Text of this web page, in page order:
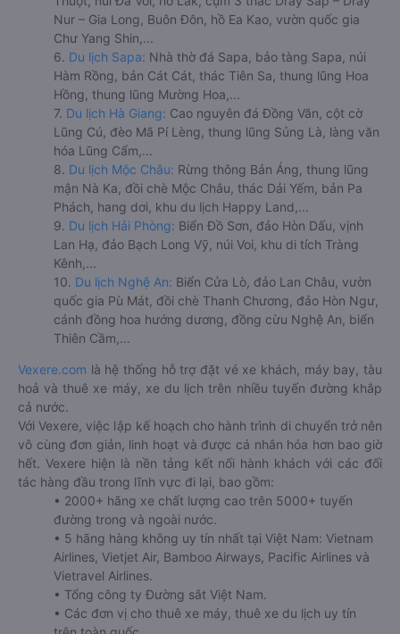
Nur – Gia Long, Buôn Đôn, hồ Ea Kao, vườn quốc gia
Chư Yang Shin,...
6. Du lịch Sapa: Nhà thờ đá Sapa, bảo tàng Sapa, núi
Hàm Rồng, bản Cát Cát, thác Tiên Sa, thung lũng Hoa
Hồng, thung lũng Mường Hoa,...
7. Du lịch Hà Giang: Cao nguyên đá Đồng Văn, cột cờ
Lũng Cú, đèo Mã Pí Lèng, thung lũng Sủng Là, làng văn
hóa Lũng Cẩm,...
8. Du lịch Mộc Châu: Rừng thông Bản Áng, thung lũng
mận Nà Ka, đồi chè Mộc Châu, thác Dải Yếm, bản Pa
Phách, hang dơi, khu du lịch Happy Land,...
9. Du lịch Hải Phòng: Biển Đồ Sơn, đảo Hòn Dấu, vịnh
Lan Hạ, đảo Bạch Long Vỹ, núi Voi, khu di tích Tràng
Kênh,...
10. Du lịch Nghệ An: Biển Cửa Lò, đảo Lan Châu, vườn
quốc gia Pù Mát, đồi chè Thanh Chương, đảo Hòn Ngư,
cánh đồng hoa hướng dương, đồng cừu Nghệ An, biển
Thiên Cầm,...
Vexere.com là hệ thống hỗ trợ đặt vé xe khách, máy bay, tàu
hoả và thuê xe máy, xe du lịch trên nhiều tuyến đường khắp
cả nước.
Với Vexere, việc lập kế hoạch cho hành trình di chuyển trở nên
vô cùng đơn giản, linh hoạt và được cá nhân hóa hơn bao giờ
hết. Vexere hiện là nền tảng kết nối hành khách với các đối
tác hàng đầu trong lĩnh vực đi lại, bao gồm:
• 2000+ hãng xe chất lượng cao trên 5000+ tuyến
đường trong và ngoài nước.
• 5 hãng hàng không uy tín nhất tại Việt Nam: Vietnam
Airlines, Vietjet Air, Bamboo Airways, Pacific Airlines và
Vietravel Airlines.
• Tổng công ty Đường sắt Việt Nam.
• Các đơn vị cho thuê xe máy, thuê xe du lịch uy tín